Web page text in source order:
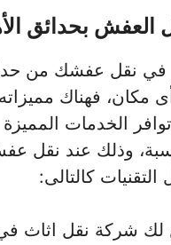
العفش بحدائق
في نقل عفشك من
مكان، فهناك مميزاته
توافر الخدمات
وذلك عند نقل
التقنيات كالتالى:
شركة نقل اثاث